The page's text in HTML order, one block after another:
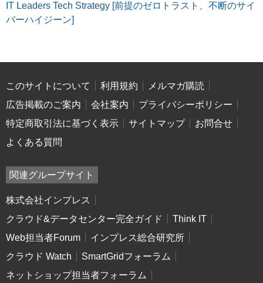
IT Leaders Tech Strategy [前提のゼロトラスト、不断のサイ
バーハイジーン]
このサイトについて 利用規約
メルマガ購読
広告掲載のご案内
会社案内
プライバシーポリシー
特定商取引法に基づく表示
サイトマップ
お問合せ
よくある質問
関連グループサイト
株式会社インプレス
クラウド&データセンター完全ガイド
Think IT
Web担当者Forum
インプレス総合研究所
クラウド Watch
SmartGridフォーラム
ネットショップ担当者フォーラム